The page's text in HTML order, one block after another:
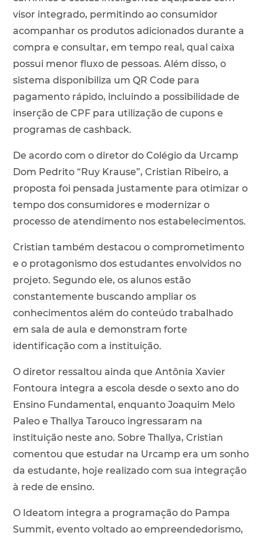
visor integrado, permitindo ao consumidor
acompanhar os produtos adicionados durante a
compra e consultar, em tempo real, qual caixa
possui menor fluxo de pessoas. Além disso, o
sistema disponibiliza um QR Code para
pagamento rápido, incluindo a possibilidade de
inserção de CPF para utilização de cupons e
programas de cashback.
De acordo com o diretor do Colégio da Urcamp
Dom Pedrito “Ruy Krause”, Cristian Ribeiro, a
proposta foi pensada justamente para otimizar o
tempo dos consumidores e modernizar o
processo de atendimento nos estabelecimentos.
Cristian também destacou o comprometimento
e o protagonismo dos estudantes envolvidos no
projeto. Segundo ele, os alunos estão
constantemente buscando ampliar os
conhecimentos além do conteúdo trabalhado
em sala de aula e demonstram forte
identificação com a instituição.
O diretor ressaltou ainda que Antônia Xavier
Fontoura integra a escola desde o sexto ano do
Ensino Fundamental, enquanto Joaquim Melo
Paleo e Thallya Tarouco ingressaram na
instituição neste ano. Sobre Thallya, Cristian
comentou que estudar na Urcamp era um sonho
da estudante, hoje realizado com sua integração
à rede de ensino.
O Ideatom integra a programação do Pampa
Summit, evento voltado ao empreendedorismo,